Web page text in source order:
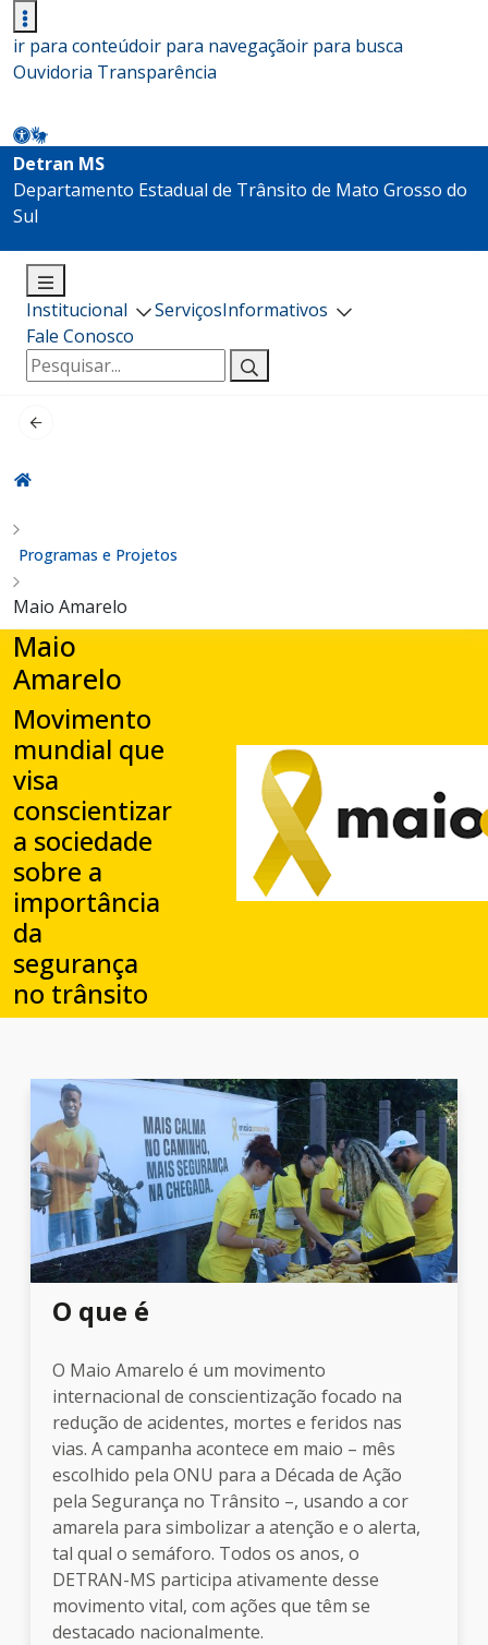
ir para conteúdoir para navegaçãoir para busca
Ouvidoria Transparência
Detran MS
Departamento Estadual de Trânsito de Mato Grosso do
Sul
Institucional ServiçosInformativos
Fale Conosco
Pesquisar
por:
Programas e Projetos
Maio Amarelo
Maio
Amarelo
Movimento
mundial que
visa
conscientizar
a sociedade
sobre a
importância
da
segurança
no trânsito
O que é
O Maio Amarelo é um movimento
internacional de conscientização focado na
redução de acidentes, mortes e feridos nas
vias. A campanha acontece em maio – mês
escolhido pela ONU para a Década de Ação
pela Segurança no Trânsito –, usando a cor
amarela para simbolizar a atenção e o alerta,
tal qual o semáforo. Todos os anos, o
DETRAN-MS participa ativamente desse
movimento vital, com ações que têm se
destacado nacionalmente.